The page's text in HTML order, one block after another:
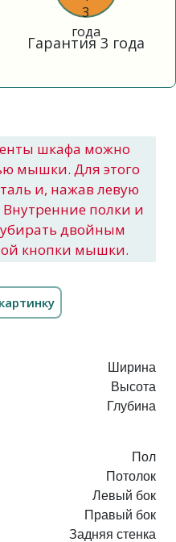
Гарантия 3 года
шкафа можно
мышки. Для этого
и, нажав левую
полки и
двойным
кнопки мышки.
Ширина
Высота
Глубина
Пол
Потолок
Левый бок
Правый бок
Задняя стенка